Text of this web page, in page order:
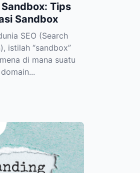
Tips
Sandbox
SEO (Search
istilah “sandbox”
di mana suatu